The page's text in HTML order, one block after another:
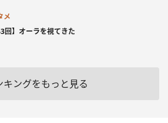
メ
回】オーラを視てきた
キングをもっと見る